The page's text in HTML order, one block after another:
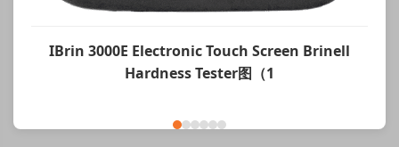
IBrin 3000E Electronic Touch Screen Brinell
Hardness Tester图（1